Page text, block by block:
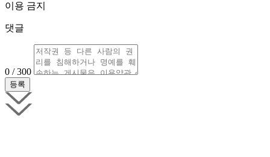
이용 금지
댓글
0 / 300